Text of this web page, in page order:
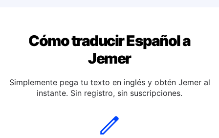
Cómo traducir Español a
Jemer
instante. Sin registro, sin suscripciones.